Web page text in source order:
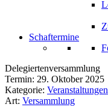
Schaftermine
Delegiertenversammlung
Termin: 29. Oktober 2025
Kategorie: Veranstaltungen
Art: Versammlung